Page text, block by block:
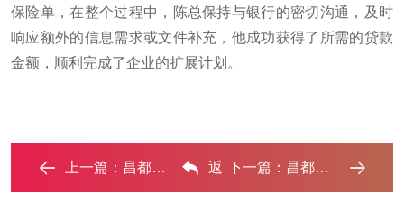
保险单，在整个过程中，陈总保持与银行的密切沟通，及时
响应额外的信息需求或文件补充，他成功获得了所需的贷款
金额，顺利完成了企业的扩展计划。
上一篇： 昌都车抵贷如何办理押车和不押车?‌ 返 下一篇： 昌都押车贷款不是本人可以么?‌